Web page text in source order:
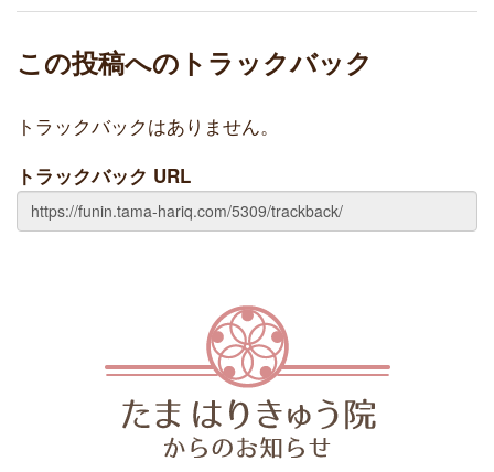
この投稿へのトラックバック
トラックバックはありません。
トラックバック URL